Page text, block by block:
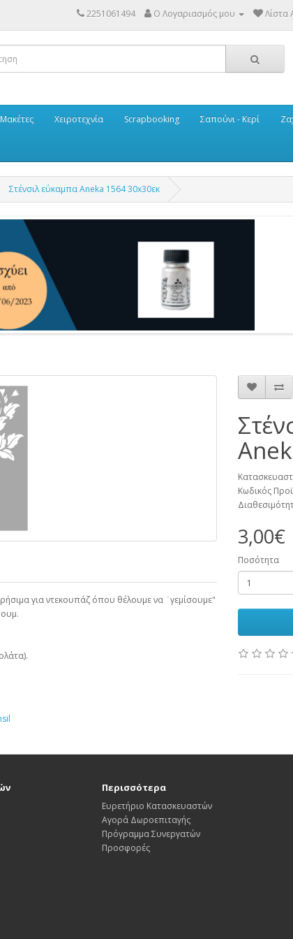
2251061494 Ο Λογαριασμός μου Λίστα
Μακέτες Χειροτεχνία Scrapbooking Σαπούνι - Κερί
Στένσιλ εύκαμπα Aneka 1564 30x30εκ
για ντεκουπάζ όπου θέλουμε να ¨γεμίσουμε"
Κωδικός
3,00€
Ποσότητα
Περισσότερα
Ευρετήριο Κατασκευαστών
Αγορά Δωροεπιταγής
Πρόγραμμα Συνεργατών
Προσφορές